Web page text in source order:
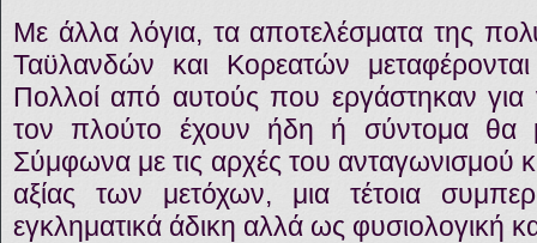
Με άλλα λόγια, τα αποτελέσματα της
Ταϋλανδών και Κορεατών
Πολλοί από αυτούς που εργάστηκαν
τον πλούτο έχουν ήδη ή σύντομα θα
Σύμφωνα με τις αρχές του ανταγωνισμού
αξίας των μετόχων, μια τέτοια
εγκληματικά άδικη αλλά ως φυσιολογική